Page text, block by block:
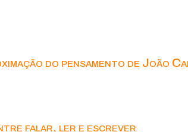
do pensamento de João
falar, ler e escrever